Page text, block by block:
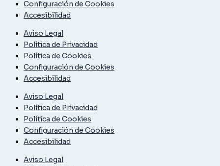
Configuración de Cookies
Accesibilidad
Aviso Legal
Política de Privacidad
Política de Cookies
Configuración de Cookies
Accesibilidad
Aviso Legal
Política de Privacidad
Política de Cookies
Configuración de Cookies
Accesibilidad
Aviso Legal